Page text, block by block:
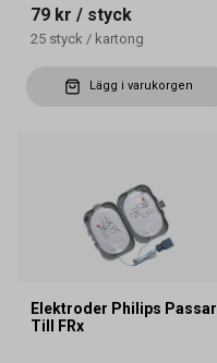
79 kr / styck
25 styck / kartong
Lägg i varukorgen
Elektroder Philips Passar
Till FRx